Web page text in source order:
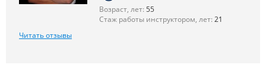
Возраст, лет: 55
Стаж работы инструктором, лет: 21
Читать отзывы